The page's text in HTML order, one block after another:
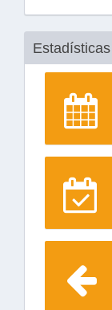
Estadísticas